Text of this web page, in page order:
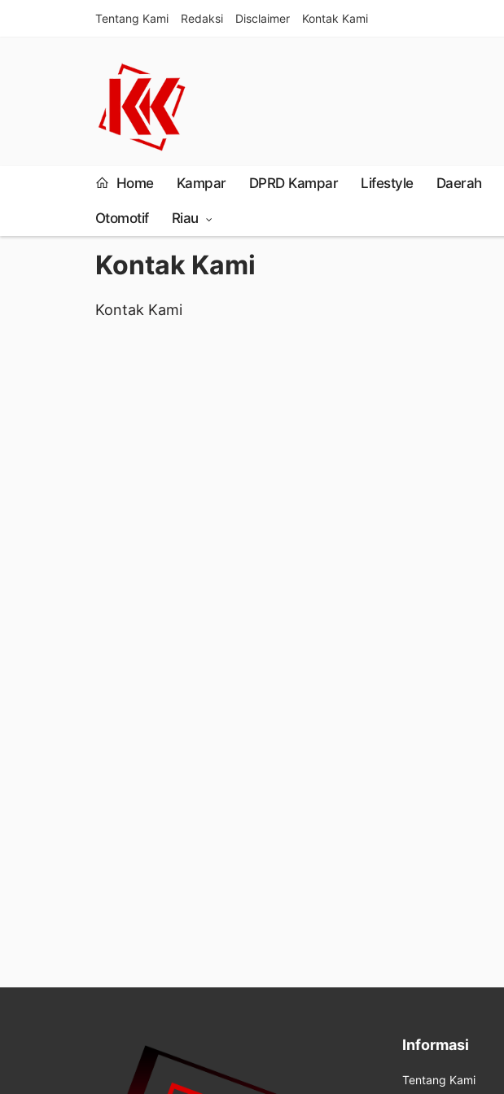
Tentang Kami Redaksi Disclaimer Kontak Kami
Home Kampar DPRD Kampar Lifestyle Daerah
Otomotif Riau
Kontak Kami
Kontak Kami
Informasi
Tentang Kami